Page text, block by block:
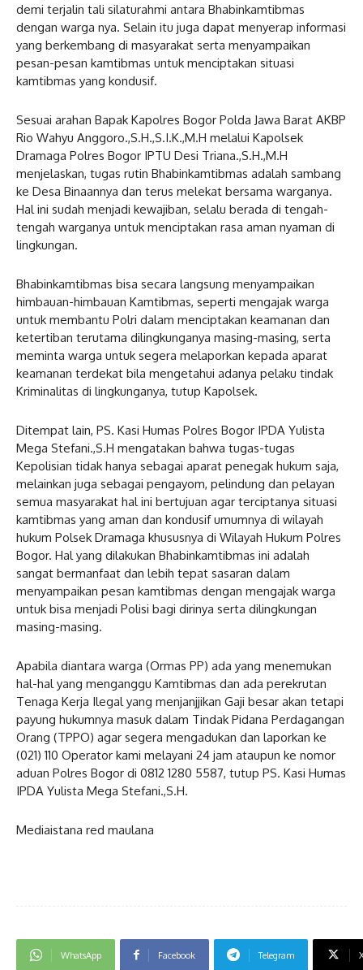
demi terjalin tali silaturahmi antara Bhabinkamtibmas
dengan warga nya. Selain itu juga dapat menyerap informasi
yang berkembang di masyarakat serta menyampaikan
pesan-pesan kamtibmas untuk menciptakan situasi
kamtibmas yang kondusif.
Sesuai arahan Bapak Kapolres Bogor Polda Jawa Barat AKBP
Rio Wahyu Anggoro.,S.H.,S.I.K.,M.H melalui Kapolsek
Dramaga Polres Bogor IPTU Desi Triana.,S.H.,M.H
menjelaskan, tugas rutin Bhabinkamtibmas adalah sambang
ke Desa Binaannya dan terus melekat bersama warganya.
Hal ini sudah menjadi kewajiban, selalu berada di tengah-
tengah warganya untuk menciptakan rasa aman nyaman di
lingkungan.
Bhabinkamtibmas bisa secara langsung menyampaikan
himbauan-himbauan Kamtibmas, seperti mengajak warga
untuk membantu Polri dalam menciptakan keamanan dan
ketertiban terutama dilingkunganya masing-masing, serta
meminta warga untuk segera melaporkan kepada aparat
keamanan terdekat bila mengetahui adanya pelaku tindak
Kriminalitas di lingkunganya, tutup Kapolsek.
Ditempat lain, PS. Kasi Humas Polres Bogor IPDA Yulista
Mega Stefani.,S.H mengatakan bahwa tugas-tugas
Kepolisian tidak hanya sebagai aparat penegak hukum saja,
melainkan juga sebagai pengayom, pelindung dan pelayan
semua masyarakat hal ini bertujuan agar terciptanya situasi
kamtibmas yang aman dan kondusif umumnya di wilayah
hukum Polsek Dramaga khususnya di Wilayah Hukum Polres
Bogor. Hal yang dilakukan Bhabinkamtibmas ini adalah
sangat bermanfaat dan lebih tepat sasaran dalam
menyampaikan pesan kamtibmas dengan mengajak warga
untuk bisa menjadi Polisi bagi dirinya serta dilingkungan
masing-masing.
Apabila diantara warga (Ormas PP) ada yang menemukan
hal-hal yang menganggu Kamtibmas dan ada perekrutan
Tenaga Kerja Ilegal yang menjanjjikan Gaji besar akan tetapi
payung hukumnya masuk dalam Tindak Pidana Perdagangan
Orang (TPPO) agar segera mengadukan dan laporkan ke
(021) 110 Operator kami melayani 24 jam ataupun ke nomor
aduan Polres Bogor di 0812 1280 5587, tutup PS. Kasi Humas
IPDA Yulista Mega Stefani.,S.H.
Mediaistana red maulana
WhatsApp Facebook Telegram